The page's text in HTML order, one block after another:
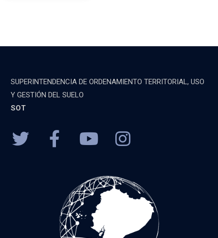
SUPERINTENDENCIA DE ORDENAMIENTO TERRITORIAL, USO
Y GESTIÓN DEL SUELO
SOT